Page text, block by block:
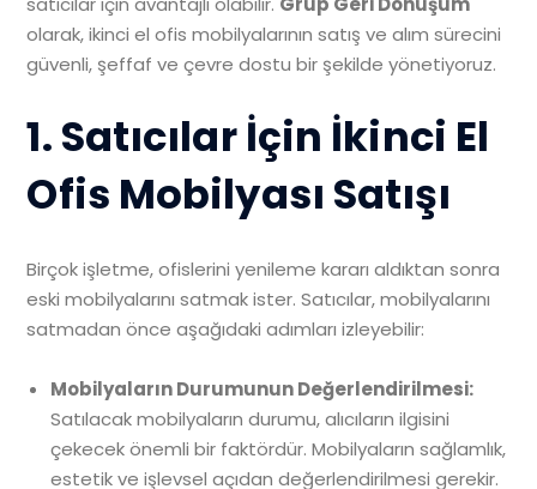
olarak, ikinci el ofis mobilyalarının satış ve alım sürecini
güvenli, şeffaf ve çevre dostu bir şekilde yönetiyoruz.
1. Satıcılar İçin İkinci El
Ofis Mobilyası Satışı
Birçok işletme, ofislerini yenileme kararı aldıktan sonra
eski mobilyalarını satmak ister. Satıcılar, mobilyalarını
satmadan önce aşağıdaki adımları izleyebilir:
Mobilyaların Durumunun Değerlendirilmesi:
Satılacak mobilyaların durumu, alıcıların ilgisini
çekecek önemli bir faktördür. Mobilyaların sağlamlık,
estetik ve işlevsel açıdan değerlendirilmesi gerekir.